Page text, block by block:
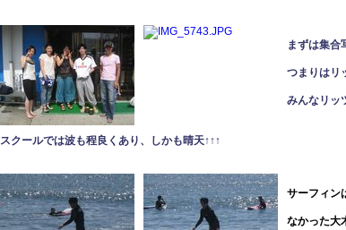
まずは集合
つまりはリ
みんなリッ
スクールでは波も程良くあり、しかも晴天↑↑↑
サーフィン
なかった大